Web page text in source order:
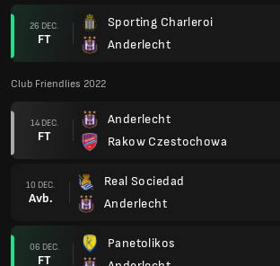
26 DEC.
FT
Sporting Charleroi
Anderlecht
Club Friendlies 2022
14 DEC.
FT
Anderlecht
Rakow Czestochowa
10 DEC.
Avb.
Real Sociedad
Anderlecht
06 DEC.
FT
Panetolikos